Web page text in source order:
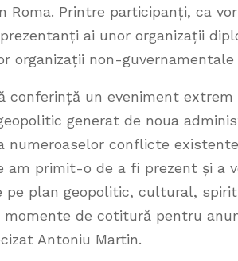
Roma. Printre participanți, ca
ai unor organizații
organizații non-guvernamentale
un eveniment extrem
generat de noua
numeroaselor conflicte
am primit-o de a fi prezent și a
pe plan geopolitic, cultural,
de cotitură pentru
Antoniu Martin.